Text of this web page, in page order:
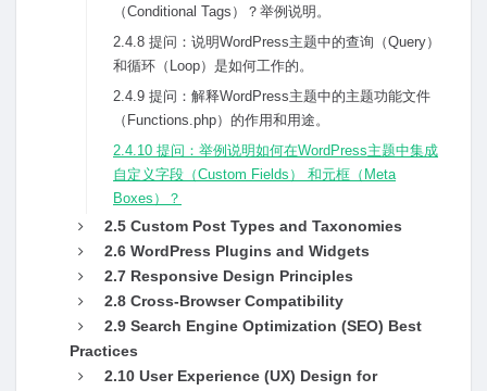
（Conditional Tags）？举例说明。
2.4.8 提问：说明WordPress主题中的查询（Query）
和循环（Loop）是如何⼯作的。
2.4.9 提问：解释WordPress主题中的主题功能⽂件
（Functions.php）的作⽤和⽤途。
2.4.10 提问：举例说明如何在WordPress主题中集成
⾃定义字段（Custom Fields） 和元框（Meta
Boxes）？
2.5 Custom Post Types and Taxonomies
2.6 WordPress Plugins and Widgets
2.7 Responsive Design Principles
2.8 Cross-Browser Compatibility
2.9 Search Engine Optimization (SEO) Best
Practices
2.10 User Experience (UX) Design for